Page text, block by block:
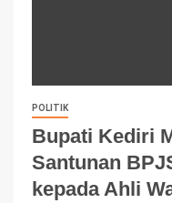
POLITIK
Bupati Kediri
Santunan
kepada Ahli